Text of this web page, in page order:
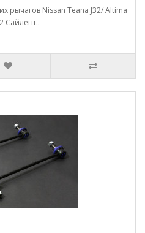
рычагов Nissan Teana J32/ Altima
Сайлент..